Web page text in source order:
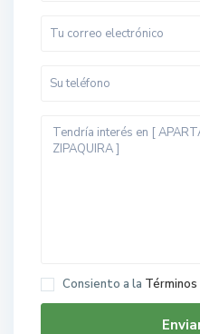
Consiento a la Términos